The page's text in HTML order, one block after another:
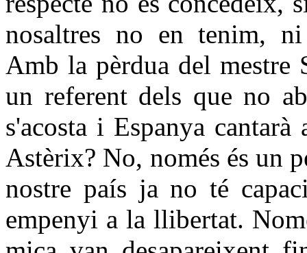
nosaltres no en tenim,
Amb la pèrdua del mestre
un referent dels que no
s'acosta i Espanya
Astèrix? No, només és un
nostre país ja no té
empenyi a la llibertat.